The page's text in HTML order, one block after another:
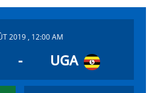
2019 , 12:00 AM
- UGA